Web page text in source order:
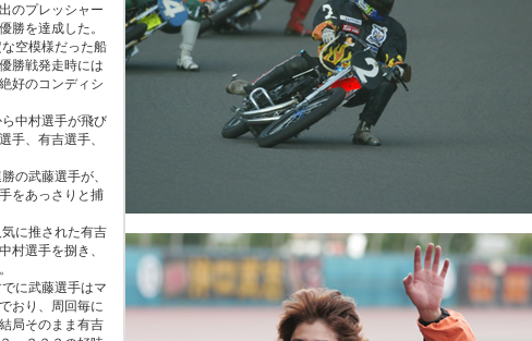
のプレッシャー
勝を達成した。
空模様だった船
勝戦発走時には
好のコンディシ
中村選手が飛び
手、有吉選手、
の武藤選手が、
をあっさりと捕
に推された有吉
村選手を捌き、
に武藤選手はマ
おり、周回毎に
局そのまま有吉